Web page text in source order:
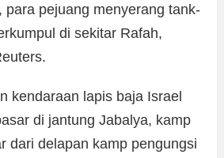
para pejuang menyerang tank-
di sekitar Rafah,
kendaraan lapis baja Israel
di jantung Jabalya, kamp
dari delapan kamp pengungsi